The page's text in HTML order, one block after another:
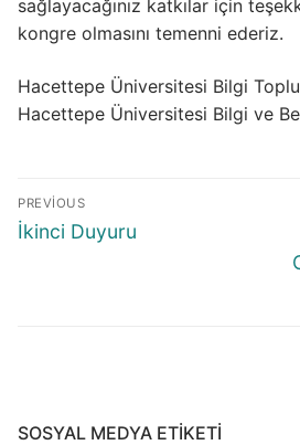
sağlayacağınız katkılar için
kongre olmasını temenni ederiz.
Hacettepe Üniversitesi Bilgi
Hacettepe Üniversitesi Bilgi ve
Yazı
gezinmesi
PREVIOUS
Previous
İkinci Duyuru
SOSYAL MEDYA ETIKETI